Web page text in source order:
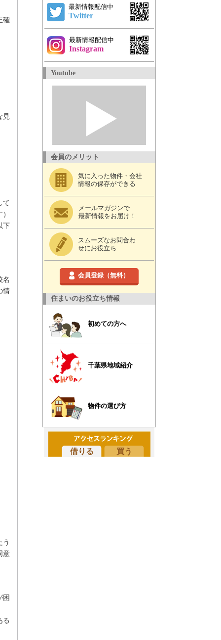
確
見
て
下
名
情
う
意
困
る
最新情報配信中
Twitter
最新情報配信中
Instagram
Youtube
会員のメリット
気に入った物件・会社
情報の保存ができる
メールマガジンで
最新情報をお届け！
スムーズなお問合わ
せにお役立ち
会員登録（無料）
住まいのお役立ち情報
初めての方へ
千葉県地域紹介
物件の選び方
借りる 買う